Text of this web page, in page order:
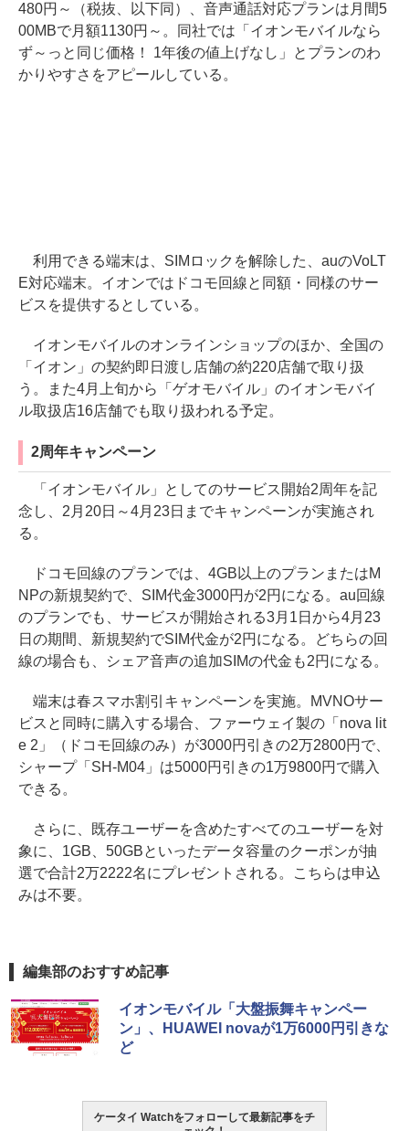
480円～（税抜、以下同）、音声通話対応プランは月間5
00MBで月額1130円～。同社では「イオンモバイルなら
ず～っと同じ価格！ 1年後の値上げなし」とプランのわ
かりやすさをアピールしている。
利用できる端末は、SIMロックを解除した、auのVoLT
E対応端末。イオンではドコモ回線と同額・同様のサー
ビスを提供するとしている。
イオンモバイルのオンラインショップのほか、全国の
「イオン」の契約即日渡し店舗の約220店舗で取り扱
う。また4月上旬から「ゲオモバイル」のイオンモバイ
ル取扱店16店舗でも取り扱われる予定。
2周年キャンペーン
「イオンモバイル」としてのサービス開始2周年を記
念し、2月20日～4月23日までキャンペーンが実施され
る。
ドコモ回線のプランでは、4GB以上のプランまたはM
NPの新規契約で、SIM代金3000円が2円になる。au回線
のプランでも、サービスが開始される3月1日から4月23
日の期間、新規契約でSIM代金が2円になる。どちらの回
線の場合も、シェア音声の追加SIMの代金も2円になる。
端末は春スマホ割引キャンペーンを実施。MVNOサー
ビスと同時に購入する場合、ファーウェイ製の「nova lit
e 2」（ドコモ回線のみ）が3000円引きの2万2800円で、
シャープ「SH-M04」は5000円引きの1万9800円で購入
できる。
さらに、既存ユーザーを含めたすべてのユーザーを対
象に、1GB、50GBといったデータ容量のクーポンが抽
選で合計2万2222名にプレゼントされる。こちらは申込
みは不要。
編集部のおすすめ記事
イオンモバイル「大盤振舞キャンペー
ン」、HUAWEI novaが1万6000円引きな
ど
ケータイ Watchをフォローして最新記事をチ